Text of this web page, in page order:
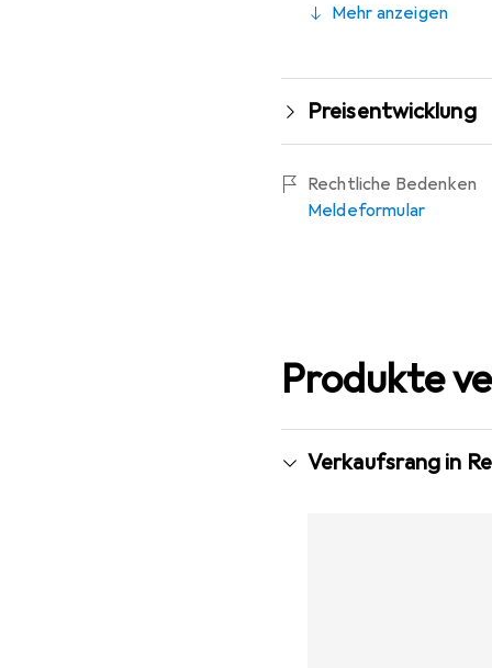
Mehr anzeigen
Preisentwicklung
Rechtliche Bedenken
Meldeformular
Produkte
Verkaufsrang in